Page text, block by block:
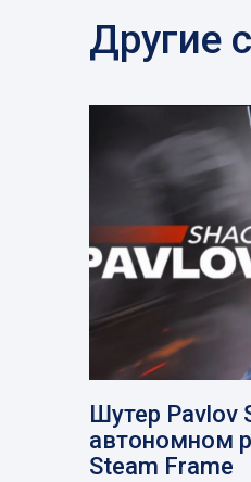
Другие
Шутер Pavlov
автономном
Steam Frame